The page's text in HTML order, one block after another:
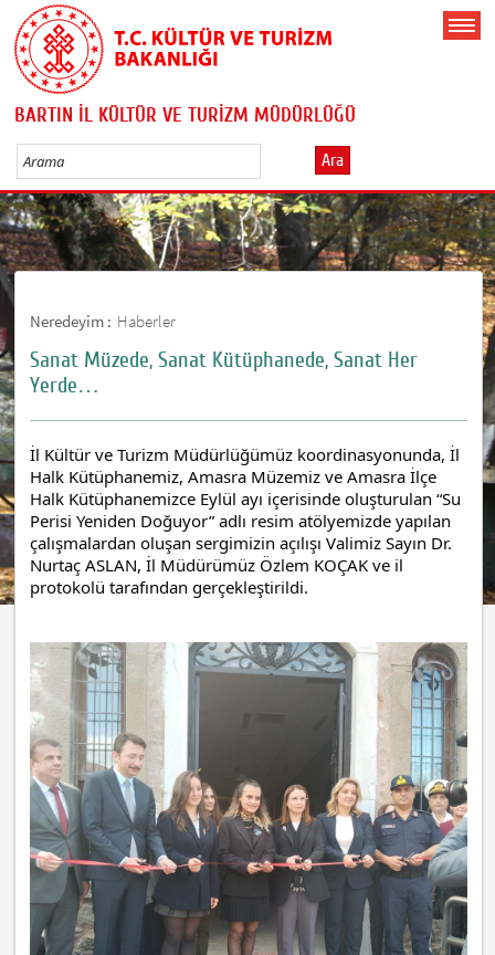
BARTIN İL KÜLTÜR VE TURİZM MÜDÜRLÜĞÜ
Ara
Neredeyim : Haberler
Sanat Müzede, Sanat Kütüphanede, Sanat Her
Yerde…
İl Kültür ve Turizm Müdürlüğümüz koordinasyonunda, İl
Halk Kütüphanemiz, Amasra Müzemiz ve Amasra İlçe
Halk Kütüphanemizce Eylül ayı içerisinde oluşturulan “Su
Perisi Yeniden Doğuyor” adlı resim atölyemizde yapılan
çalışmalardan oluşan sergimizin açılışı Valimiz Sayın Dr.
Nurtaç ASLAN, İl Müdürümüz Özlem KOÇAK ve il
protokolü tarafından gerçekleştirildi.